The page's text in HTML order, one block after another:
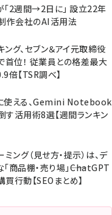
「2週間→2日に」 設立22年
作会社のAI活用法
グ、セブン＆アイ元取締役
位！ 従業員との格差最大
倍【TSR調べ】
使える、Gemini Notebook
す活用術8選【週間ランキン
ング（見せ方・提示）は、デ
商品棚・売り場」――ChatGPT
行動【SEOまとめ】